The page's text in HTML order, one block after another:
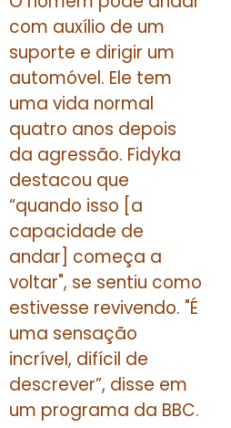
com auxílio de um
suporte e dirigir um
automóvel. Ele tem
uma vida normal
quatro anos depois
da agressão. Fidyka
destacou que
“quando isso [a
capacidade de
andar] começa a
voltar", se sentiu como
estivesse revivendo. "É
uma sensação
incrível, difícil de
descrever”, disse em
um programa da BBC.